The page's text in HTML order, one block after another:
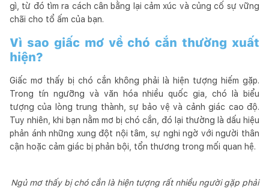
gì, từ đó tìm ra cách cân bằng lại cảm xúc và củng cố sự vững
chãi cho tổ ấm của bạn.
Vì sao giấc mơ về chó cắn thường xuất
hiện?
Giấc mơ thấy bị chó cắn không phải là hiện tượng hiếm gặp.
Trong tín ngưỡng và văn hóa nhiều quốc gia, chó là biểu
tượng của lòng trung thành, sự bảo vệ và cảnh giác cao độ.
Tuy nhiên, khi bạn nằm mơ bị chó cắn, đó lại thường là dấu hiệu
phản ánh những xung đột nội tâm, sự nghi ngờ với người thân
cận hoặc cảm giác bị phản bội, tổn thương trong mối quan hệ.
Ngủ mơ thấy bị chó cắn là hiện tượng rất nhiều người gặp phải